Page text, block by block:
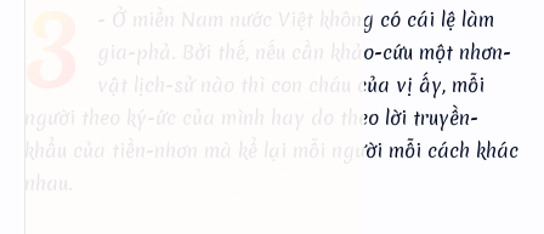
- Ở miền Nam nước Việt không có cái lệ làm
gia-phả. Bởi thế, nếu cần khảo-cứu một nhơn-
vật lịch-sử nào thì con cháu của vị ấy, mỗi
người theo ký-ức của mình hay do theo lời truyền-
khẩu của tiền-nhơn mà kể lại mỗi người mỗi cách khác
nhau.